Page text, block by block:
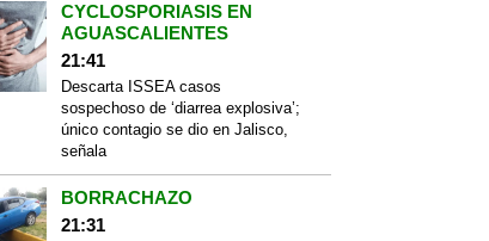
CYCLOSPORIASIS EN
AGUASCALIENTES
21:41
Descarta ISSEA casos
sospechoso de ‘diarrea explosiva’;
único contagio se dio en Jalisco,
señala
BORRACHAZO
21:31